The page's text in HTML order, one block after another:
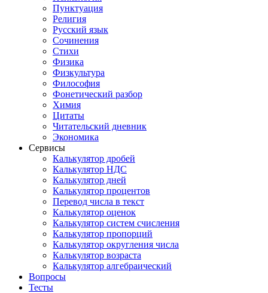
Пунктуация
Религия
Русский язык
Сочинения
Стихи
Физика
Физкультура
Философия
Фонетический разбор
Химия
Цитаты
Читательский дневник
Экономика
Сервисы
Калькулятор дробей
Калькулятор НДС
Калькулятор дней
Калькулятор процентов
Перевод числа в текст
Калькулятор оценок
Калькулятор систем счисления
Калькулятор пропорций
Калькулятор округления числа
Калькулятор возраста
Калькулятор алгебраический
Вопросы
Тесты